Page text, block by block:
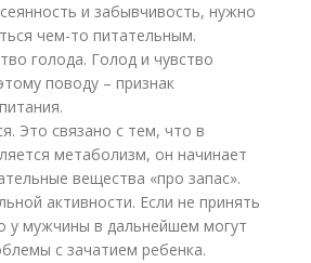
и забывчивость, нужно
чем-то питательным.
голода. Голод и чувство
поводу – признак
Это связано с тем, что в
метаболизм, он начинает
вещества «про запас».
активности. Если не принять
у мужчины в дальнейшем могут
с зачатием ребенка.